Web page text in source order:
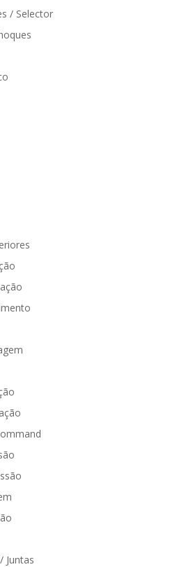
/ Selector
Juntas